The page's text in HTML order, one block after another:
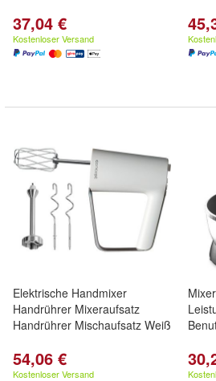
37,04 €
Kostenloser Versand
Elektrische Handmixer
Handrührer Mixeraufsatz
Handrührer Mischaufsatz Weiß
54,06 €
Kostenloser Versand